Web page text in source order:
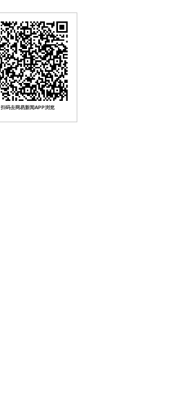
扫码去网易新闻APP浏览